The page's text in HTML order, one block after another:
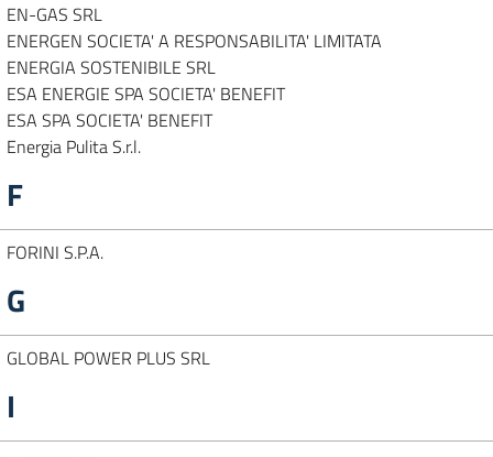
EN-GAS SRL
ENERGEN SOCIETA' A RESPONSABILITA' LIMITATA
ENERGIA SOSTENIBILE SRL
ESA ENERGIE SPA SOCIETA' BENEFIT
ESA SPA SOCIETA' BENEFIT
Energia Pulita S.r.l.
F
FORINI S.P.A.
G
GLOBAL POWER PLUS SRL
I